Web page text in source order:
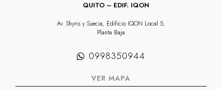
QUITO – EDIF. IQON
Av. Shyris y Suecia, Edificio IQON Local 5,
Planta Baja
0998350944
VER MAPA